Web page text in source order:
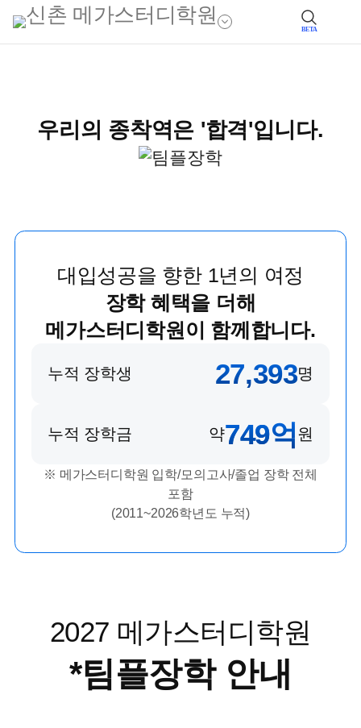
BETA
우리의 종착역은 '합격'입니다.
대입성공을 향한 1년의 여정
장학 혜택을 더해
메가스터디학원이 함께합니다.
누적 장학생 27,393명
누적 장학금 약749억원
※ 메가스터디학원 입학/모의고사/졸업 장학 전체
포함
(2011~2026학년도 누적)
2027 메가스터디학원
*팀플장학 안내